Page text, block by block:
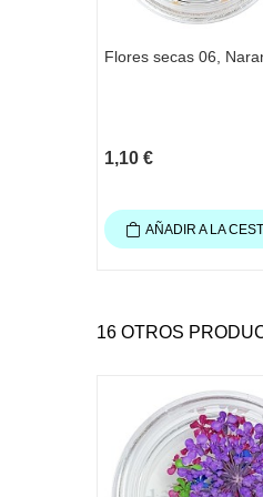
Flores secas 06,
1,10 €
AÑADIR A LA
16 OTROS